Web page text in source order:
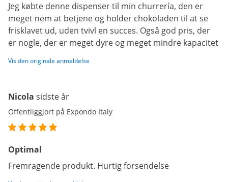
Jeg købte denne dispenser til min churrería, den er
meget nem at betjene og holder chokoladen til at se
frisklavet ud, uden tvivl en succes. Også god pris, der
er nogle, der er meget dyre og meget mindre kapacitet
Vis den originale anmeldelse
Nicola sidste år
Offentliggjort på Expondo Italy
Optimal
Fremragende produkt. Hurtig forsendelse